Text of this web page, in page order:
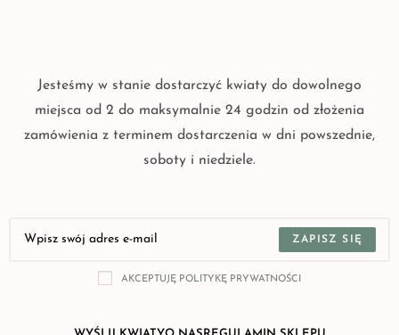
Jesteśmy w stanie dostarczyć kwiaty do dowolnego
miejsca od 2 do maksymalnie 24 godzin od złożenia
zamówienia z terminem dostarczenia w dni powszednie,
soboty i niedziele.
ZAPISZ SIĘ
AKCEPTUJĘ POLITYKĘ PRYWATNOŚCI